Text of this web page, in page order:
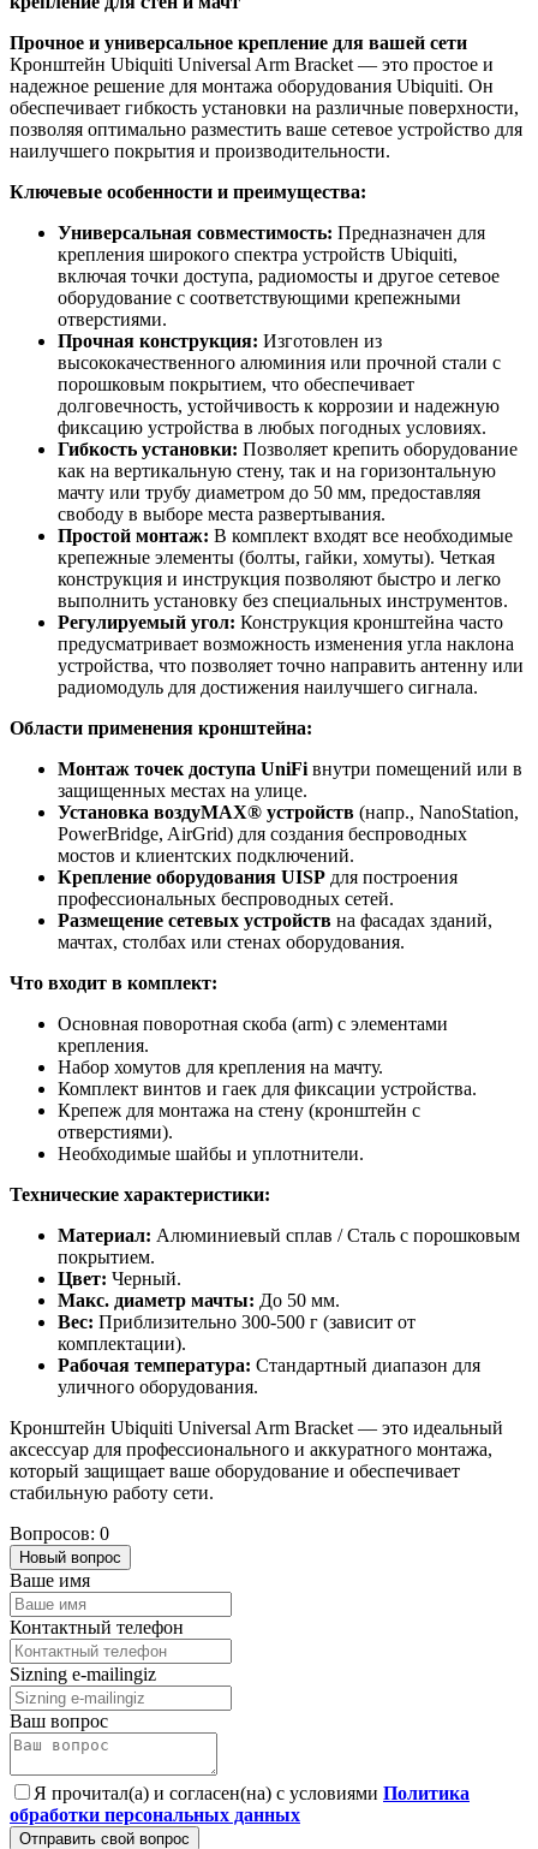
Прочное и универсальное крепление для вашей сети
Кронштейн Ubiquiti Universal Arm Bracket — это простое и
надежное решение для монтажа оборудования Ubiquiti. Он
обеспечивает гибкость установки на различные поверхности,
позволяя оптимально разместить ваше сетевое устройство для
наилучшего покрытия и производительности.
Ключевые особенности и преимущества:
Универсальная совместимость: Предназначен для
крепления широкого спектра устройств Ubiquiti,
включая точки доступа, радиомосты и другое сетевое
оборудование с соответствующими крепежными
отверстиями.
Прочная конструкция: Изготовлен из
высококачественного алюминия или прочной стали с
порошковым покрытием, что обеспечивает
долговечность, устойчивость к коррозии и надежную
фиксацию устройства в любых погодных условиях.
Гибкость установки: Позволяет крепить оборудование
как на вертикальную стену, так и на горизонтальную
мачту или трубу диаметром до 50 мм, предоставляя
свободу в выборе места развертывания.
Простой монтаж: В комплект входят все необходимые
крепежные элементы (болты, гайки, хомуты). Четкая
конструкция и инструкция позволяют быстро и легко
выполнить установку без специальных инструментов.
Регулируемый угол: Конструкция кронштейна часто
предусматривает возможность изменения угла наклона
устройства, что позволяет точно направить антенну или
радиомодуль для достижения наилучшего сигнала.
Области применения кронштейна:
Монтаж точек доступа UniFi внутри помещений или в
защищенных местах на улице.
Установка воздуMAX® устройств (напр., NanoStation,
PowerBridge, AirGrid) для создания беспроводных
мостов и клиентских подключений.
Крепление оборудования UISP для построения
профессиональных беспроводных сетей.
Размещение сетевых устройств на фасадах зданий,
мачтах, столбах или стенах оборудования.
Что входит в комплект:
Основная поворотная скоба (arm) с элементами
крепления.
Набор хомутов для крепления на мачту.
Комплект винтов и гаек для фиксации устройства.
Крепеж для монтажа на стену (кронштейн с
отверстиями).
Необходимые шайбы и уплотнители.
Технические характеристики:
Материал: Алюминиевый сплав / Сталь с порошковым
покрытием.
Цвет: Черный.
Макс. диаметр мачты: До 50 мм.
Вес: Приблизительно 300-500 г (зависит от
комплектации).
Рабочая температура: Стандартный диапазон для
уличного оборудования.
Кронштейн Ubiquiti Universal Arm Bracket — это идеальный
аксессуар для профессионального и аккуратного монтажа,
который защищает ваше оборудование и обеспечивает
стабильную работу сети.
Вопросов: 0
Новый вопрос
Ваше имя
Контактный телефон
Sizning e-mailingiz
Ваш вопрос
Я прочитал(а) и согласен(на) с условиями Политика
обработки персональных данных
Отправить свой вопрос